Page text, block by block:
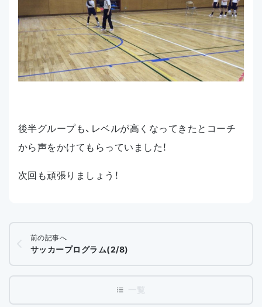
後半グループも、レベルが高くなってきたとコーチ
から声をかけてもらっていました！
次回も頑張りましょう！
前の記事へ
サッカープログラム(2/8)